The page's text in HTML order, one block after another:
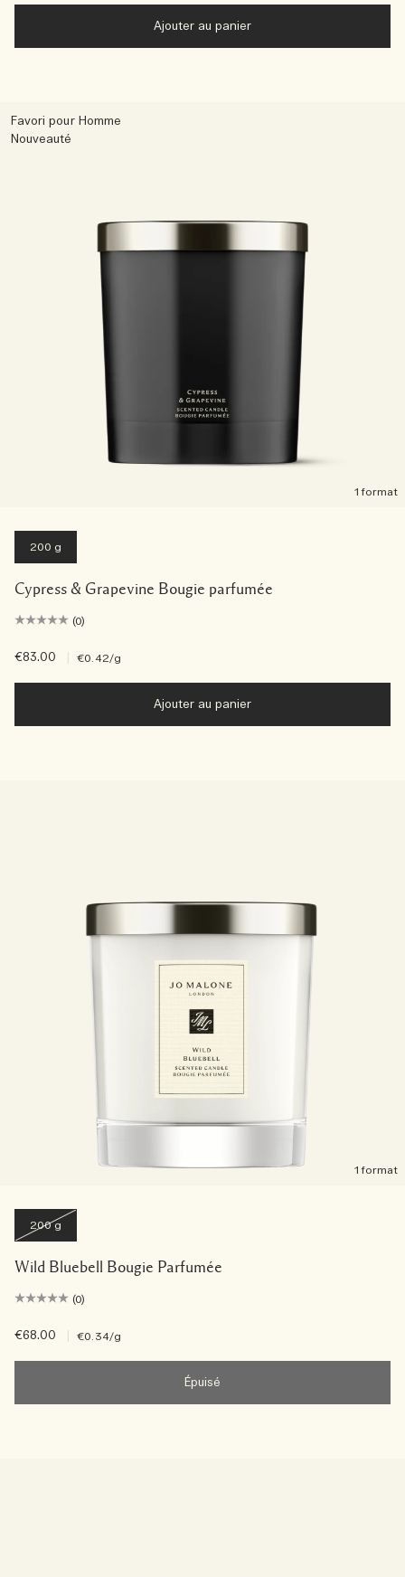
Ajouter au panier
Favori pour Homme
Nouveauté
1 format
200 g
Cypress & Grapevine Bougie parfumée
(0)
€83.00 €0.42/g
Ajouter au panier
1 format
200 g
Wild Bluebell Bougie Parfumée
(0)
€68.00 €0.34/g
Épuisé